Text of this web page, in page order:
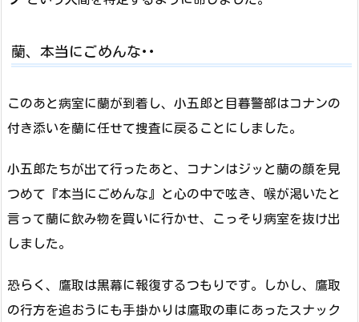
蘭、本当にごめんな･･
このあと病室に蘭が到着し、小五郎と目暮警部はコナンの
付き添いを蘭に任せて捜査に戻ることにしました。
小五郎たちが出て行ったあと、コナンはジッと蘭の顔を見
つめて『本当にごめんな』と心の中で呟き、喉が渇いたと
言って蘭に飲み物を買いに行かせ、こっそり病室を抜け出
しました。
恐らく、鷹取は黒幕に報復するつもりです。しかし、鷹取
の行方を追おうにも手掛かりは鷹取の車にあったスナック